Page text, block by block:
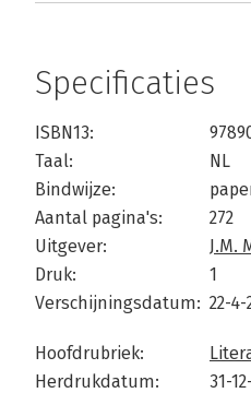
Specificaties
ISBN13:
Taal:
NL
Bindwijze:
Aantal pagina's:
272
Uitgever:
J.M.
Druk:
1
Verschijningsdatum: 22-4-
Hoofdrubriek:
Herdrukdatum:
31-